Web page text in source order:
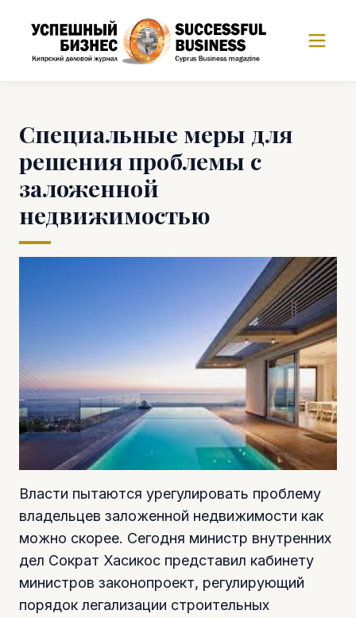
Специальные меры для
решения проблемы с
заложенной
недвижимостью
Власти пытаются урегулировать проблему
владельцев заложенной недвижимости как
можно скорее. Сегодня министр внутренних
дел Сократ Хасикос представил кабинету
министров законопроект, регулирующий
порядок легализации строительных